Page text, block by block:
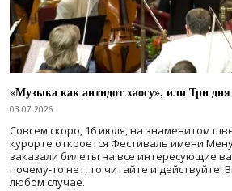
«Музыка как антидот хаосу», или Три
03.07.2026
Совсем скоро, 16 июля, на знаменитом
курорте откроется Фестиваль имени
заказали билеты на все интересующие
почему-то нет, то читайте и действуйте!
любом случае.